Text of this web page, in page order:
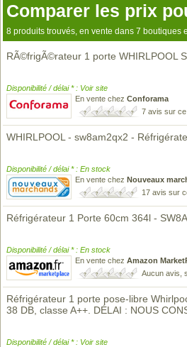
Comparer les prix
8 produits trouvés, en vente dans 7 boutiques
RÃ©frigÃ©rateur 1 porte WHIRLPOOL
Disponibilité / délai * : Voir site
En vente chez Conforama
7 avis sur
WHIRLPOOL - sw8am2qx2 -
Disponibilité / délai * : En stock
En vente chez Nouveaux
17 avis sur
Réfrigérateur 1 Porte 60cm 364l -
Disponibilité / délai * : En stock
En vente chez Amazon
Aucun avis,
Réfrigérateur 1 porte pose-libre
38 DB, classe A++. DÉLAI : NOUS
Disponibilité / délai * : Voir site